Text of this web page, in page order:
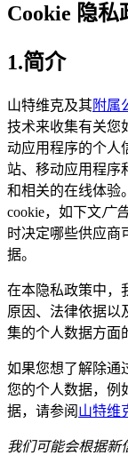
Cookie 隐私
1.简介
山特维克及其附属
技术来收集有关您
动应用程序的个人
站、移动应用程序
和相关的在线体验
cookie，如下文广
时决定哪些供应商
据。
在本隐私政策中，
原因、法律依据以
集的个人数据方面
如果您想了解除通
您的个人数据，例
据，请参阅 山特维
我们可能会根据新